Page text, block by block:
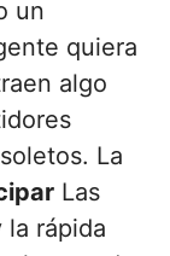
un
quiera
algo
La
Las
la rápida